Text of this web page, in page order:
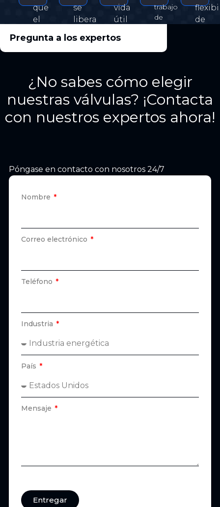
que
el
encaje
perfectamente
el
asiento
cuando
está
de
fugas.
se
libera
asiento
rápidamente,
reduce
fuerza
de
el
menor.
vida
útil
la
válvula.
trabajo
de
utilizado
en
industrias
petroquímicas,
de
de
Pregunta a los expertos
¿No sabes cómo elegir
nuestras válvulas? ¡Contacta
con nuestros expertos ahora!
Póngase en contacto con nosotros 24/7
Nombre
Correo electrónico
Teléfono
Industria
País
Mensaje
Entregar